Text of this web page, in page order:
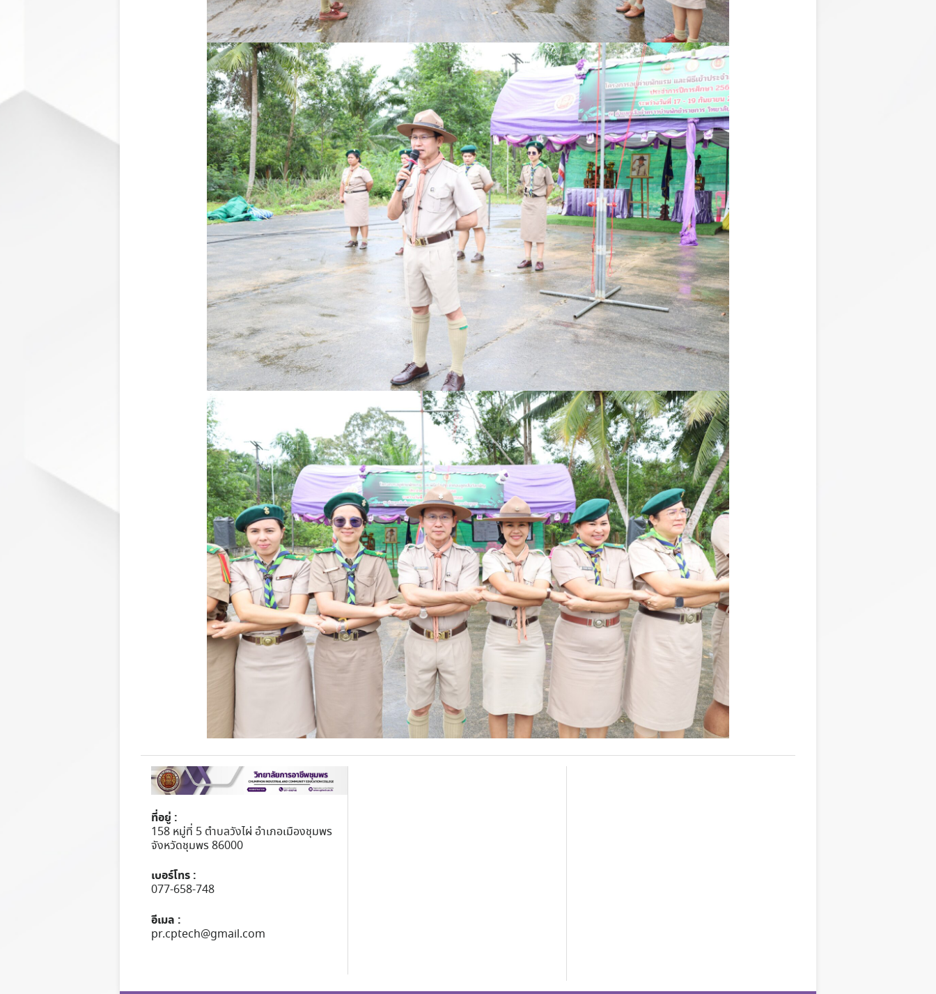
ที่อยู่ :
158 หมู่ที่ 5 ตำบลวังไผ่ อำเภอเมืองชุมพร
จังหวัดชุมพร 86000
เบอร์โทร :
077-658-748
อีเมล :
pr.cptech@gmail.com